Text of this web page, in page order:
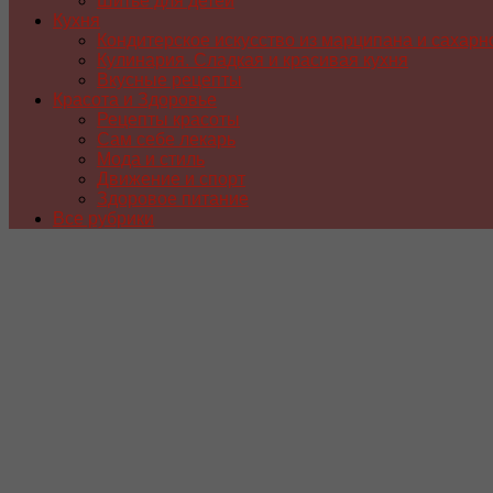
Кухня
Кондитерское искусство из марципана и
Кулинария. Сладкая и красивая кухня
Вкусные рецепты
Красота и Здоровье
Рецепты красоты
Сам себе лекарь
Мода и стиль
Движение и спорт
Здоровое питание
Все рубрики